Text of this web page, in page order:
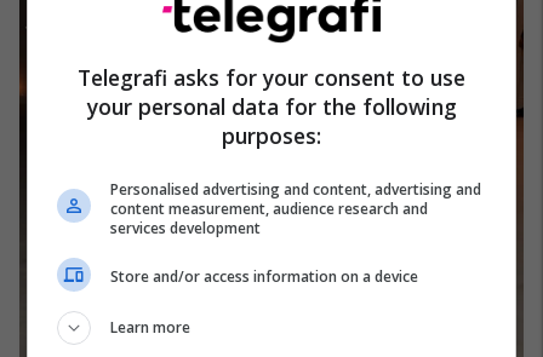
Telegrafi asks for your consent to use
your personal data for the following
purposes:
Personalised advertising and content, advertising and
content measurement, audience research and
services development
Store and/or access information on a device
Learn more